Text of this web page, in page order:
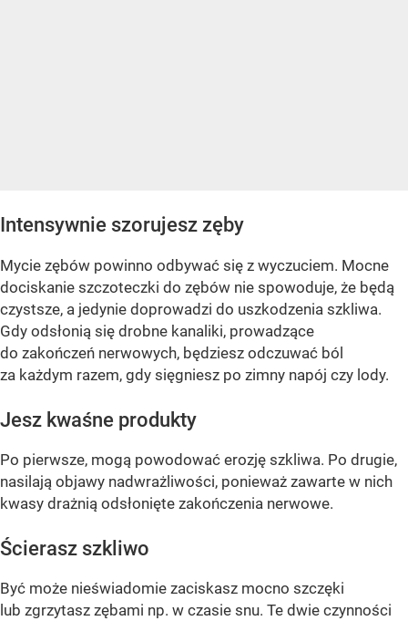
Intensywnie szorujesz zęby
Mycie zębów powinno odbywać się z wyczuciem. Mocne
dociskanie szczoteczki do zębów nie spowoduje, że będą
czystsze, a jedynie doprowadzi do uszkodzenia szkliwa.
Gdy odsłonią się drobne kanaliki, prowadzące
do zakończeń nerwowych, będziesz odczuwać ból
za każdym razem, gdy sięgniesz po zimny napój czy lody.
Jesz kwaśne produkty
Po pierwsze, mogą powodować erozję szkliwa. Po drugie,
nasilają objawy nadwrażliwości, ponieważ zawarte w nich
kwasy drażnią odsłonięte zakończenia nerwowe.
Ścierasz szkliwo
Być może nieświadomie zaciskasz mocno szczęki
lub zgrzytasz zębami np. w czasie snu. Te dwie czynności